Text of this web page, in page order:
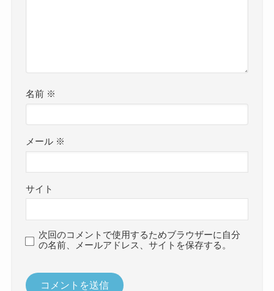
名前 ※
メール ※
サイト
次回のコメントで使用するためブラウザーに自分
の名前、メールアドレス、サイトを保存する。